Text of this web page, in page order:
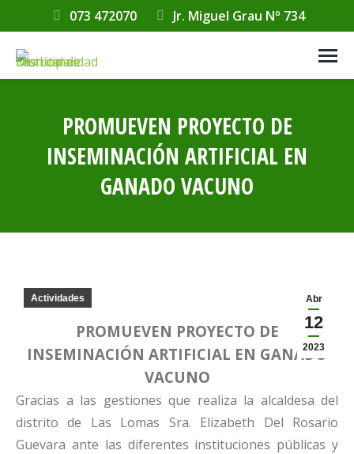
073 472070 Jr. Miguel Grau Nº 734
PROMUEVEN PROYECTO DE
INSEMINACIÓN ARTIFICIAL EN
GANADO VACUNO
Abr
12
2023
Actividades
PROMUEVEN PROYECTO DE
INSEMINACIÓN ARTIFICIAL EN GANADO
VACUNO
Gracias a las gestiones que realiza la alcaldesa del
distrito de Las Lomas Sra. Elizabeth Del Rosario
Guevara ante las diferentes instituciones públicas y